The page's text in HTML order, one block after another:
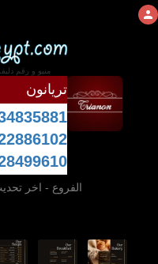
منيو و رقم
تريانون
الفروع - اخر تحديث 2026-